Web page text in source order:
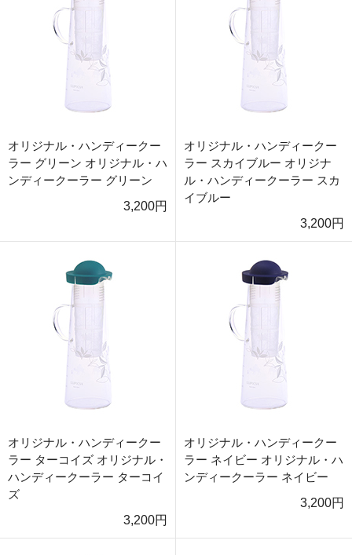
オリジナル・ハンディークー
ラー グリーン オリジナル・ハ
ンディークーラー グリーン
3,200円
オリジナル・ハンディークー
ラー スカイブルー オリジナ
ル・ハンディークーラー スカ
イブルー
3,200円
オリジナル・ハンディークー
ラー ターコイズ オリジナル・
ハンディークーラー ターコイ
ズ
3,200円
オリジナル・ハンディークー
ラー ネイビー オリジナル・ハ
ンディークーラー ネイビー
3,200円